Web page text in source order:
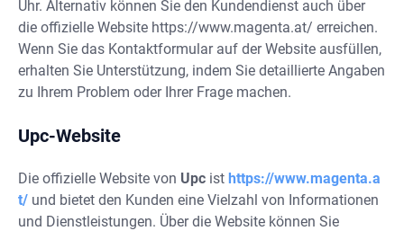
Uhr. Alternativ können Sie den Kundendienst auch über
die offizielle Website https://www.magenta.at/ erreichen.
Wenn Sie das Kontaktformular auf der Website ausfüllen,
erhalten Sie Unterstützung, indem Sie detaillierte Angaben
zu Ihrem Problem oder Ihrer Frage machen.
Upc-Website
Die offizielle Website von Upc ist https://www.magenta.a
t/ und bietet den Kunden eine Vielzahl von Informationen
und Dienstleistungen. Über die Website können Sie